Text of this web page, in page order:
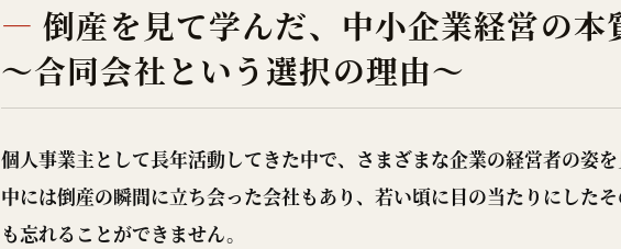
倒産を見て学んだ、中小企業経営の本
～合同会社という選択の理由～
個人事業主として長年活動してきた中で、さまざまな企業の経営者の姿を
中には倒産の瞬間に立ち会った会社もあり、若い頃に目の当たりにした
も忘れることができません。